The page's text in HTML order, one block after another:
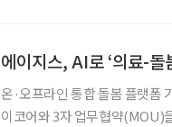
에이지스, AI로 ‘의료-돌
온·오프라인 통합 돌봄 플랫폼
이코어와 3자 업무협약(MOU)